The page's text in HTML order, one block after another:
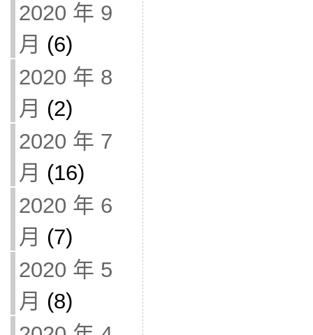
2020 年 9
月 (6)
2020 年 8
月 (2)
2020 年 7
月 (16)
2020 年 6
月 (7)
2020 年 5
月 (8)